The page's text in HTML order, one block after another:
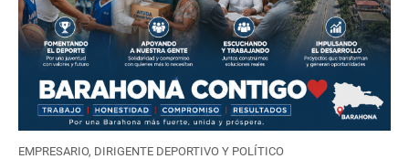
EMPRESARIO, DIRIGENTE DEPORTIVO Y POLÍTICO